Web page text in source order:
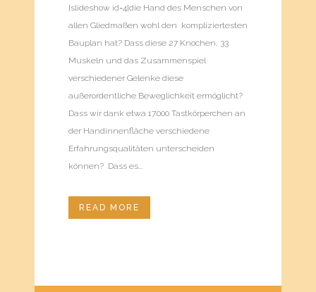
[slideshow id=4]die Hand des Menschen von
allen Gliedmaßen wohl den kompliziertesten
Bauplan hat? Dass diese 27 Knochen, 33
Muskeln und das Zusammenspiel
verschiedener Gelenke diese
außerordentliche Beweglichkeit ermöglicht?
Dass wir dank etwa 17.000 Tastkörperchen an
der Handinnenfläche verschiedene
Erfahrungsqualitäten unterscheiden
können? Dass es...
READ MORE